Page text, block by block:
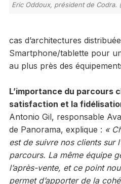
Eric Oddoux, président de Codra.
cas d’architectures
Smartphone/tablette pour
au plus près des
L’importance du parcours
satisfaction et la
Antonio Gil, responsable
de Panorama, explique : «
est de suivre nos clients sur
parcours. La même équipe
l’après-vente, et ce point
permet d’apporter de la